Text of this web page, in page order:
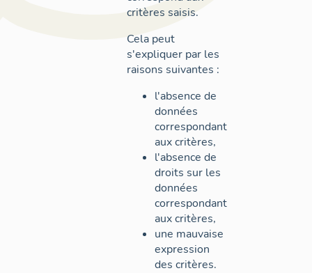
critères saisis.
Cela peut
s'expliquer par les
raisons suivantes :
l'absence de
données
correspondant
aux critères,
l'absence de
droits sur les
données
correspondant
aux critères,
une mauvaise
expression
des critères.